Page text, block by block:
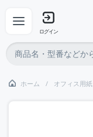
ログイン
ホーム オフィス用紙